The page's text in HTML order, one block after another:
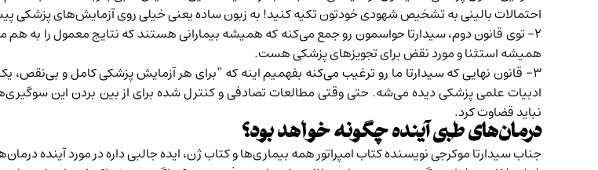
احتمالات بالینی به تشخیص شهودی خودتون تکیه کنید! به زبون ساده یعنی خیلی روی آزمایش‌های پزشکی
۲- توی قانون دوم، سیدارتا حواسمون رو جمع می‌کنه که همیشه بیمارانی هستند که نتایج معمول را به
همیشه استثنا و مورد نقض برای تجویزهای پزشکی هست.
۳- قانون نهایی که سیدارتا ما رو ترغیب می‌کنه بفهمیم اینه که “برای هر آزمایش پزشکی کامل و
ادبیات علمی پزشکی دیده می‌شه. حتی وقتی مطالعات تصادفی و کنترل شده برای از بین بردن این
نباید قضاوت کرد.
درمان‌های طبی آینده چگونه خواهد بود؟
جناب سیدارتا موکرجی نویسنده کتاب‌ امپراتور همه بیماری‌ها و کتاب ژن، ایده جالبی داره در مورد آینده